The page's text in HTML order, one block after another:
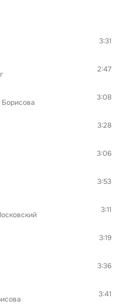
3:31
2:47
3:08
3:28
3:06
3:53
3:11
3:19
3:36
3:41